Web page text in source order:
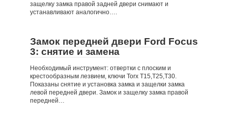
защелку замка правой задней двери снимают и
устанавливают аналогично….
Замок передней двери Ford Focus
3: снятие и замена
Необходимый инструмент: отвертки с плоским и
крестообразным лезвием, ключи Torx Т15,Т25,T30.
Показаны снятие и установка замка и защелки замка
левой передней двери. Замок и защелку замка правой
передней…